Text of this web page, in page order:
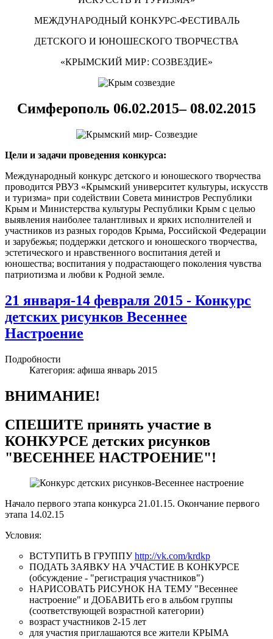
МЕЖДУНАРОДНЫЙ КОНКУРС-ФЕСТИВАЛЬ
ДЕТСКОГО И ЮНОШЕСКОГО ТВОРЧЕСТВА
«КРЫМСКИЙ МИР: СОЗВЕЗДИЕ»
Симферополь 06.02.2015– 08.02.2015
Цели и задачи проведения конкурса:
Международный конкурс детского и юношеского творчества
проводится РВУЗ «Крымский университет культуры, искусств
и туризма» при содействии Совета министров Республики
Крым и Министерства культуры Республики Крым с целью
выявления наиболее талантливых и ярких исполнителей и
участников из разных городов Крыма, Российской Федерации
и зарубежья; поддержки детского и юношеского творчества,
эстетического и нравственного воспитания детей и
юношества; воспитания у подрастающего поколения чувства
патриотизма и любви к Родной земле.
21 января-14 февраля 2015 - Конкурс
детских рисунков Весеннее
Настроение
Подробности
Категория: афиша январь 2015
ВНИМАНИЕ!
СПЕШИТЕ принять участие в
КОНКУРСЕ детских рисунков
"ВЕСЕННЕЕ НАСТРОЕНИЕ"!
Начало первого этапа конкурса 21.01.15. Окончание первого
этапа 14.02.15
Условия:
ВСТУПИТЬ В ГРУППУhttp://vk.com/krdkp
ПОДАТЬ ЗАЯВКУ НА УЧАСТИЕ В КОНКУРСЕ
(обсуждение - "регистрация участников")
НАРИСОВАТЬ РИСУНОК НА ТЕМУ "Весеннее
настроение" и ДОБАВИТЬ его в альбом группы
(соответствующей возрастной категории)
возраст участников 2-15 лет
для участия приглашаются все жители КРЫМА